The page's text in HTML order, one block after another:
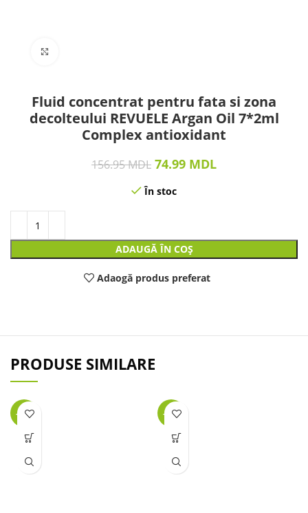
Fluid concentrat pentru fata si zona
decolteului REVUELE Argan Oil 7*2ml
Complex antioxidant
156.95MDL 74.99 MDL
În stoc
ADAUGĂ ÎN COȘ
Adaogă produs preferat
PRODUSE SIMILARE
-25% -32%